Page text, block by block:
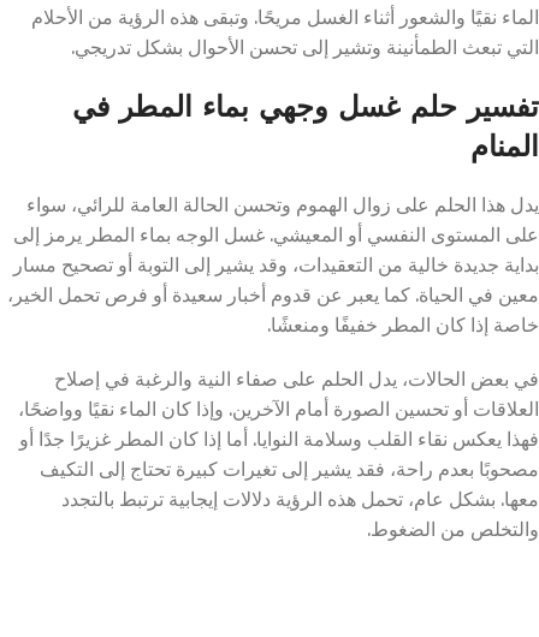
الماء نقيًا والشعور أثناء الغسل مريحًا. وتبقى هذه الرؤية من الأحلام
التي تبعث الطمأنينة وتشير إلى تحسن الأحوال بشكل تدريجي.
تفسير حلم غسل وجهي بماء المطر في
المنام
يدل هذا الحلم على زوال الهموم وتحسن الحالة العامة للرائي، سواء
على المستوى النفسي أو المعيشي. غسل الوجه بماء المطر يرمز إلى
بداية جديدة خالية من التعقيدات، وقد يشير إلى التوبة أو تصحيح مسار
معين في الحياة. كما يعبر عن قدوم أخبار سعيدة أو فرص تحمل الخير،
خاصة إذا كان المطر خفيفًا ومنعشًا.
في بعض الحالات، يدل الحلم على صفاء النية والرغبة في إصلاح
العلاقات أو تحسين الصورة أمام الآخرين. وإذا كان الماء نقيًا وواضحًا،
فهذا يعكس نقاء القلب وسلامة النوايا. أما إذا كان المطر غزيرًا جدًا أو
مصحوبًا بعدم راحة، فقد يشير إلى تغيرات كبيرة تحتاج إلى التكيف
معها. بشكل عام، تحمل هذه الرؤية دلالات إيجابية ترتبط بالتجدد
والتخلص من الضغوط.